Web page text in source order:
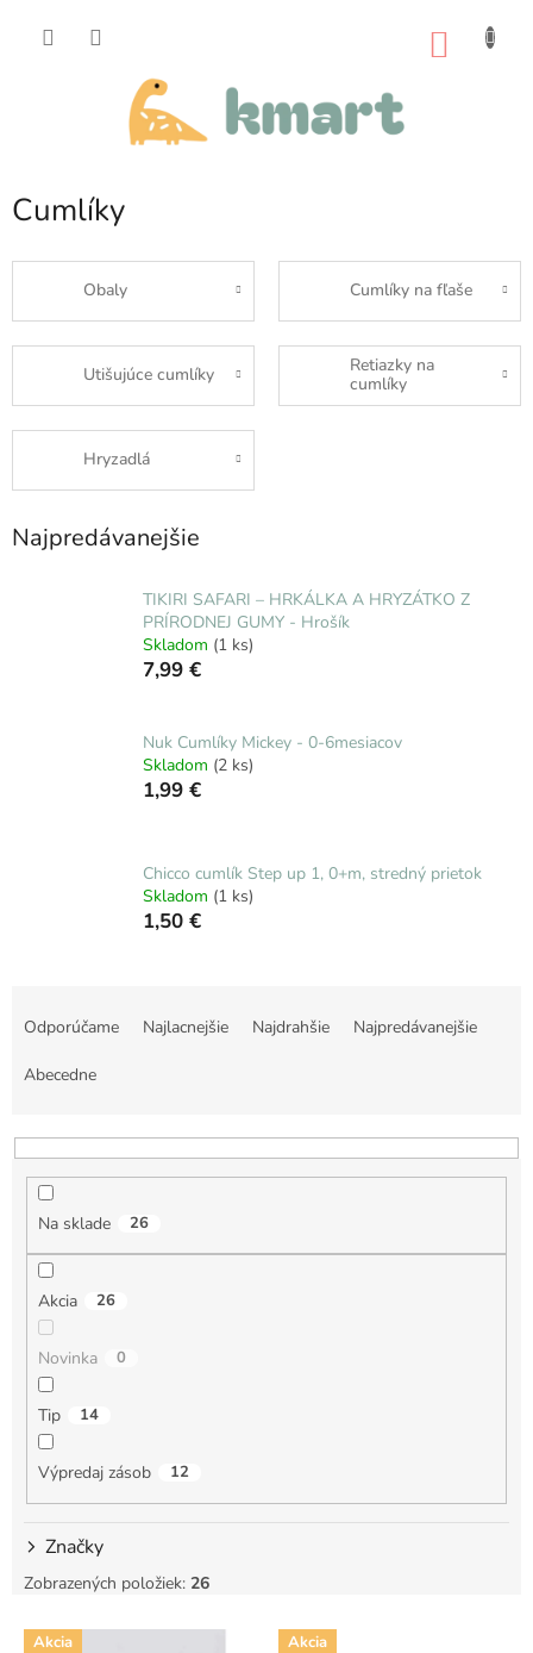
Cumlíky
Obaly Cumlíky na fľaše
Utišujúce cumlíky
Retiazky na
cumlíky
Hryzadlá
Najpredávanejšie
TIKIRI SAFARI – HRKÁLKA A HRYZÁTKO Z
PRÍRODNEJ GUMY - Hrošík
Skladom (1 ks)
7,99 €
Nuk Cumlíky Mickey - 0-6mesiacov
Skladom (2 ks)
1,99 €
Chicco cumlík Step up 1, 0+m, stredný prietok
Skladom (1 ks)
1,50 €
i
e
Odporúčame Najlacnejšie Najdrahšie Najpredávanejšie
Abecedne
Na sklade 26
Akcia 26
Novinka 0
Tip 14
Výpredaj zásob 12
Značky
Zobrazených položiek: 26
V Akcia
Akcia